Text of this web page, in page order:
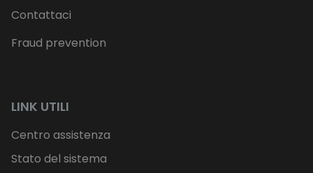
Contattaci
Fraud prevention
LINK UTILI
Centro assistenza
Stato del sistema